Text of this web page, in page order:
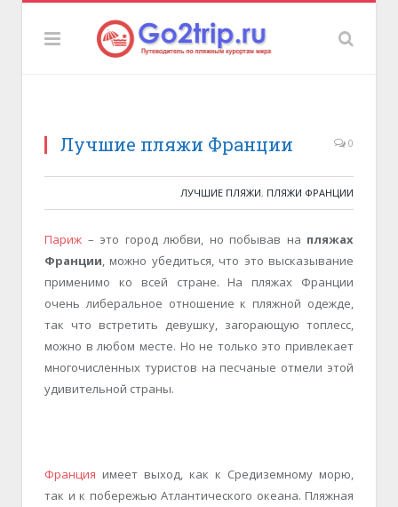
Лучшие пляжи Франции 0
ЛУЧШИЕ ПЛЯЖИ, ПЛЯЖИ ФРАНЦИИ
Париж – это город любви, но побывав на пляжах
Франции, можно убедиться, что это высказывание
применимо ко всей стране. На пляжах Франции
очень либеральное отношение к пляжной одежде,
так что встретить девушку, загорающую топлесс,
можно в любом месте. Но не только это привлекает
многочисленных туристов на песчаные отмели этой
удивительной страны.
Франция имеет выход, как к Средиземному морю,
так и к побережью Атлантического океана. Пляжная